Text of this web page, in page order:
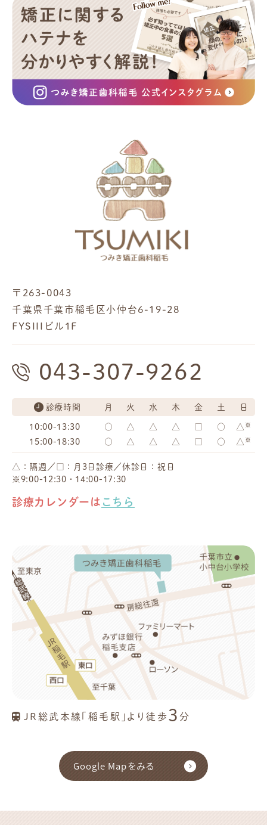
〒263-0043
千葉県千葉市稲毛区小仲台6-19-28
FYSIIIビル1F
043-307-9262
診療時間 月 火 水 木 金 土 日
10:00-13:30 ○ △ △ △ ○ △ ※
15:00-18:30 ○ △ △ △ ○ △ ※
△：隔週／□：月3日診療／休診日：祝日
※9:00-12:30・14:00-17:30
診療カレンダーは こちら
JR総武本線「稲毛駅」より徒歩 3分
Google Mapをみる